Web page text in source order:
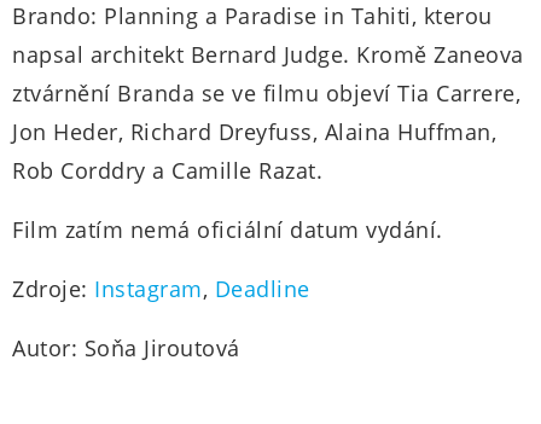
Brando: Planning a Paradise in Tahiti, kterou
napsal architekt Bernard Judge. Kromě Zaneova
ztvárnění Branda se ve filmu objeví Tia Carrere,
Jon Heder, Richard Dreyfuss, Alaina Huffman,
Rob Corddry a Camille Razat.
Film zatím nemá oficiální datum vydání.
Zdroje: Instagram, Deadline
Autor: Soňa Jiroutová